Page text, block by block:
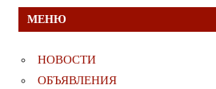
МЕНЮ
НОВОСТИ
ОБЪЯВЛЕНИЯ